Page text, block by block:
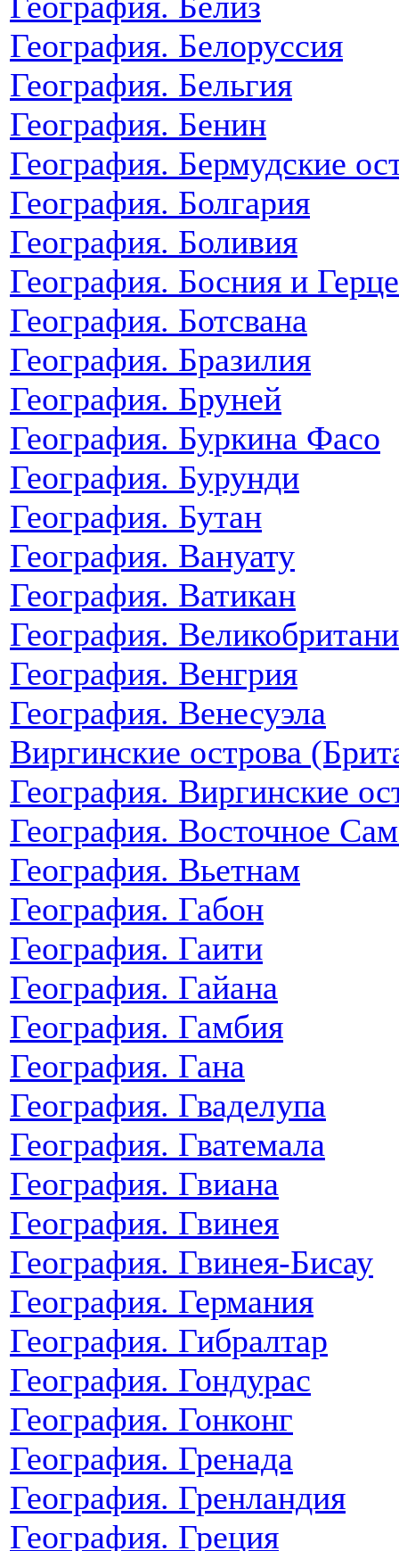
География. Белоруссия
География. Бельгия
География. Бенин
География. Бермудские
География. Болгария
География. Боливия
География. Босния и
География. Ботсвана
География. Бразилия
География. Бруней
География. Буркина Фасо
География. Бурунди
География. Бутан
География. Вануату
География. Ватикан
География.
География. Венгрия
География. Венесуэла
Виргинские острова
География. Виргинские
География. Восточное
География. Вьетнам
География. Габон
География. Гаити
География. Гайана
География. Гамбия
География. Гана
География. Гваделупа
География. Гватемала
География. Гвиана
География. Гвинея
География. Гвинея-Бисау
География. Германия
География. Гибралтар
География. Гондурас
География. Гонконг
География. Гренада
География. Гренландия
География. Греция